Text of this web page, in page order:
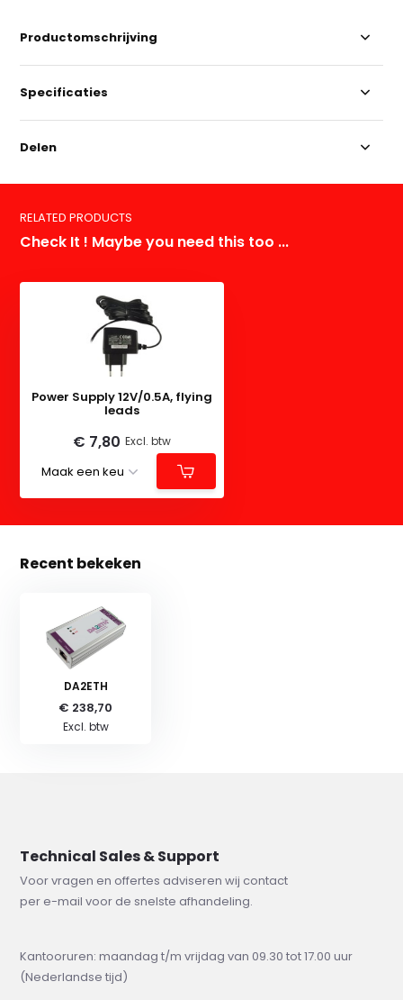
Productomschrijving
Specificaties
Delen
RELATED PRODUCTS
Check It ! Maybe you need this too ...
Power Supply 12V/0.5A, flying
leads
€ 7,80 Excl. btw
Recent bekeken
DA2ETH
€ 238,70
Excl. btw
Technical Sales & Support
Voor vragen en offertes adviseren wij contact
per e-mail voor de snelste afhandeling.
Kantooruren: maandag t/m vrijdag van 09.30 tot 17.00 uur
(Nederlandse tijd)